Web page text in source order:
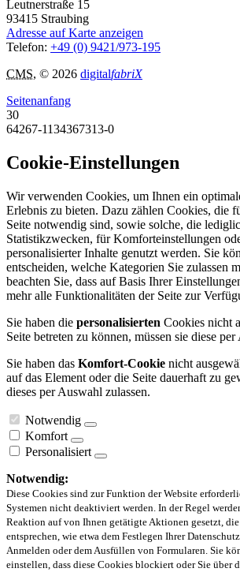
Leutnerstraße 15
93415 Straubing
Adresse auf Karte anzeigen
Telefon: +49 (0) 9421/973-195
CMS, © 2026 digitalfabriX
Seitenanfang
30
64267-1134367313-0
Cookie-Einstellungen
Wir verwenden Cookies, um Ihnen ein
Erlebnis zu bieten. Dazu zählen Cookies, die
Seite notwendig sind, sowie solche, die
Statistikzwecken, für Komforteinstellungen
personalisierter Inhalte genutzt werden. Sie
entscheiden, welche Kategorien Sie zulassen
beachten Sie, dass auf Basis Ihrer
mehr alle Funktionalitäten der Seite zur
Sie haben die personalisierten Cookies nicht
Seite betreten zu können, müssen sie diese
Sie haben das Komfort-Cookie nicht
auf das Element oder die Seite dauerhaft zu
dieses per Auswahl zulassen.
Notwendig
Komfort
Personalisiert
Notwendig:
Diese Cookies sind zur Funktion der Website
Systemen nicht deaktiviert werden. In der Regel
Reaktion auf von Ihnen getätigte Aktionen gesetzt,
entsprechen, wie etwa dem Festlegen Ihrer
Anmelden oder dem Ausfüllen von Formularen. Sie
einstellen, dass diese Cookies blockiert oder Sie über